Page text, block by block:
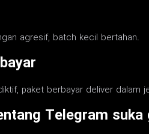
agresif; batch kecil bertahan.
paket berbayar deliver
Telegram